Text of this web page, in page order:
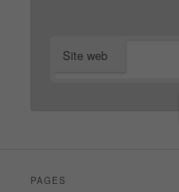
Site web
PAGES